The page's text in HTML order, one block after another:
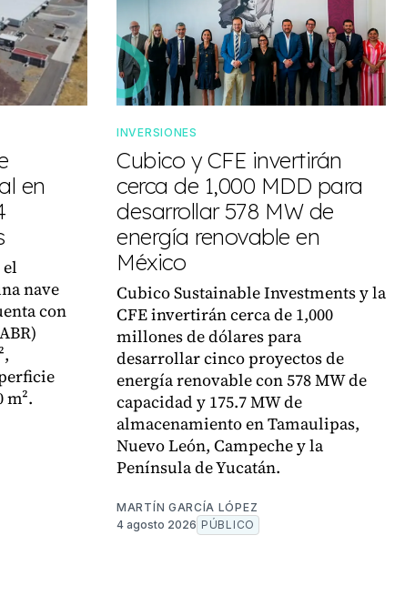
en
nave
con
m².
INVERSIONES
Cubico y CFE invertirán
cerca de 1,000 MDD para
desarrollar 578 MW de
energía renovable en
México
Cubico Sustainable Investments y la
CFE invertirán cerca de 1,000
millones de dólares para
desarrollar cinco proyectos de
energía renovable con 578 MW de
capacidad y 175.7 MW de
almacenamiento en Tamaulipas,
Nuevo León, Campeche y la
Península de Yucatán.
MARTÍN GARCÍA LÓPEZ
4 agosto 2026 PÚBLICO